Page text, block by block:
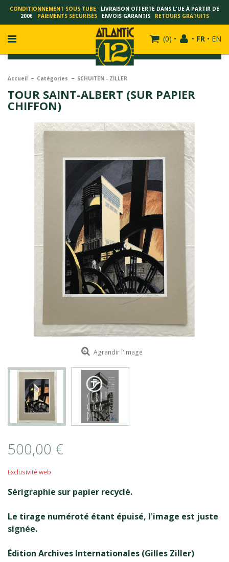
CONDITIONNEMENT SOUS TUBE
LIVRAISON OFFERTE DANS L'UE À PARTIR DE
200€
PAIEMENTS SÉCURISÉS ENVOIS GARANTIS RETOURS GRATUITS
(0) • • FR • EN
FRANÇOIS SCHUITEN
SCHUITEN - LAURENT DURIEUX
SCHUITEN - JACK DURIEUX
SCHUITEN - PEETERS
SCHUITEN - PLISSART
SCHUITEN - ZILLER
DAVID MERVEILLE
Accueil Catégories SCHUITEN - ZILLER
TOUR SAINT-ALBERT (SUR PAPIER
CHIFFON)
Agrandir l'image
500,00 €
Exclusivité web
Sérigraphie sur papier recyclé.
Le tirage numéroté étant épuisé, l'image est juste
signée.
Édition Archives Internationales (Gilles Ziller)